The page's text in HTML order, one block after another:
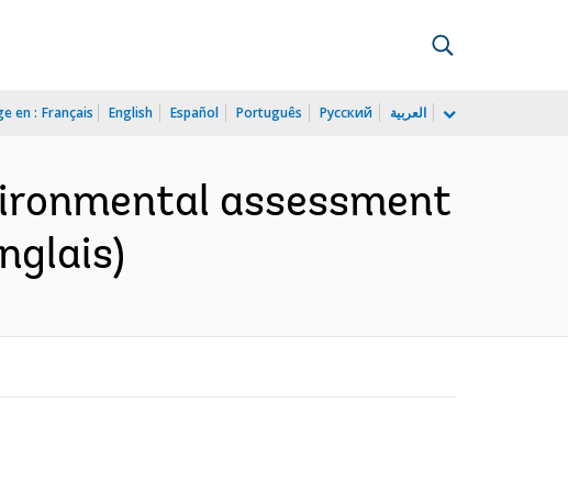
en : Français English Español Português Русский العربية
assessment